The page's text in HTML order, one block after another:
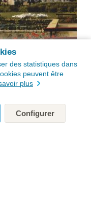
des statistiques dans
peuvent être
plus
Configurer